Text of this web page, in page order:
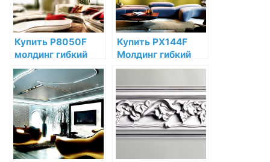
Купить P8050F
молдинг гибкий
Orac Decor
Полиуретан по
низкой цене в
интернет-
магазине
Купить PX144F
Молдинг гибкий
Orac Decor
низкой цене в
интернет-
магазине